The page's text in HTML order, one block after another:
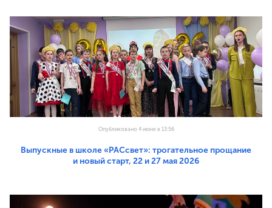
Опубликовано 4 июня в 13:56
Выпускные в школе «РАСсвет»: трогательное прощание
и новый старт, 22 и 27 мая 2026